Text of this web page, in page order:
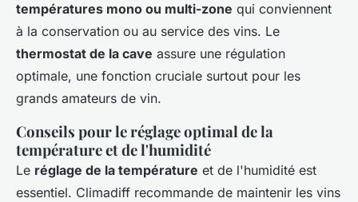
températures mono ou multi-zone qui conviennent
à la conservation ou au service des vins. Le
thermostat de la cave assure une régulation
optimale, une fonction cruciale surtout pour les
grands amateurs de vin.
Conseils pour le réglage optimal de la
température et de l'humidité
Le réglage de la température et de l'humidité est
essentiel. Climadiff recommande de maintenir les vins